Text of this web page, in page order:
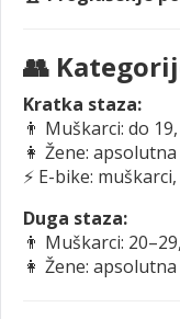
👥
Kratka staza:
👨 Muškarci: do
👩 Žene: apsolutna
⚡ E-bike:
Duga staza:
👨 Muškarci:
👩 Žene: apsolutna